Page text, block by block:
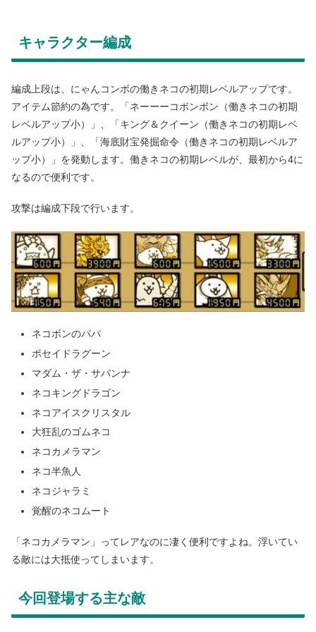
キャラクター編成
編成上段は、にゃんコンボの働きネコの初期レベルアップです。
アイテム節約の為です。「ネーーーコボンボン（働きネコの初期
レベルアップ小）」、「キング＆クイーン（働きネコの初期レベ
ルアップ小）」、「海底財宝発掘命令（働きネコの初期レベルア
ップ小）」を発動します。働きネコの初期レベルが、最初から4に
なるので便利です。
攻撃は編成下段で行います。
ネコボンのパパ
ポセイドラグーン
マダム・ザ・サバンナ
ネコキングドラゴン
ネコアイスクリスタル
大狂乱のゴムネコ
ネコカメラマン
ネコ半魚人
ネコジャラミ
覚醒のネコムート
「ネコカメラマン」ってレアなのに凄く便利ですよね。浮いてい
る敵には大抵使ってしまいます。
今回登場する主な敵